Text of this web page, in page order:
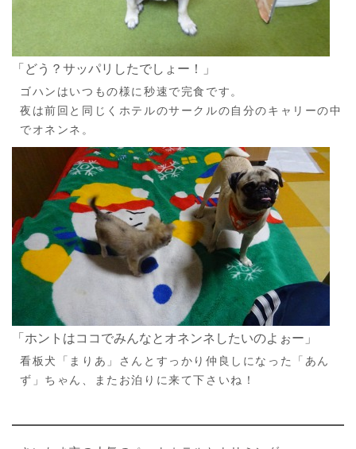
「どう？サッパリしたでしょー！」
ゴハンはいつもの様に秒速で完食です。
夜は前回と同じくホテルのサークルの自分のキャリーの中
でオネンネ。
「ホントはココでみんなとオネンネしたいのよぉー」
看板犬「まりあ」さんとすっかり仲良しになった「あん
ず」ちゃん、またお泊りに来て下さいね！